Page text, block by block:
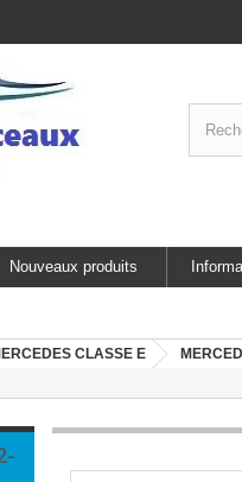
Nouveaux produits
CLASSE E